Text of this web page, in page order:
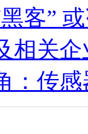
客”
相关
：传